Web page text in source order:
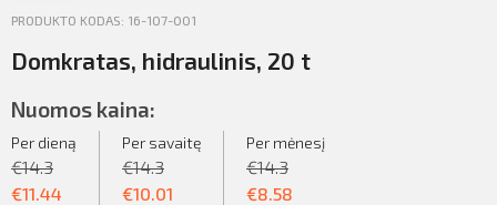
PRODUKTO KODAS: 16-107-001
Domkratas, hidraulinis, 20 t
Nuomos kaina:
Per dieną
€14.3
€11.44
Per savaitę
€14.3
€10.01
Per mėnesį
€14.3
€8.58